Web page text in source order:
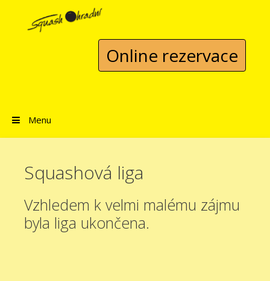
Přeskočit na obsah
Online rezervace
Menu
Squashová liga
Vzhledem k velmi malému zájmu
byla liga ukončena.